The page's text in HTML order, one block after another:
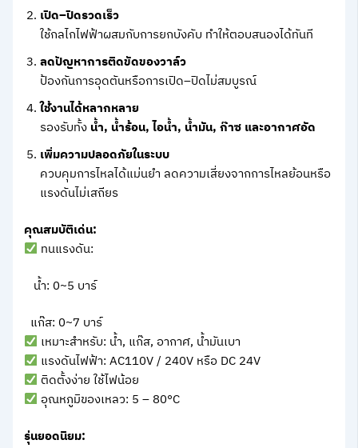
เปิด–ปิดรวดเร็ว
ใช้กลไกไฟฟ้าผสมกับการยกบังคับ ทำให้ตอบสนองได้ทันที
ลดปัญหาการติดขัดของวาล์ว
ป้องกันการอุดตันหรือการเปิด–ปิดไม่สมบูรณ์
ใช้งานได้หลากหลาย
รองรับทั้ง น้ำ, น้ำร้อน, ไอน้ำ, น้ำมัน, ก๊าซ และอากาศอัด
เพิ่มความปลอดภัยในระบบ
ควบคุมการไหลได้แม่นยำ ลดความเสี่ยงจากการไหลย้อนหรือ
แรงดันไม่เสถียร
คุณสมบัติเด่น:
ทนแรงดัน:
น้ำ: 0~5 บาร์
แก๊ส: 0~7 บาร์
เหมาะสำหรับ: น้ำ, แก๊ส, อากาศ, น้ำมันเบา
แรงดันไฟฟ้า: AC110V / 240V หรือ DC 24V
ติดตั้งง่าย ใช้ไฟน้อย
อุณหภูมิของเหลว: 5 – 80°C
รุ่นยอดนิยม: